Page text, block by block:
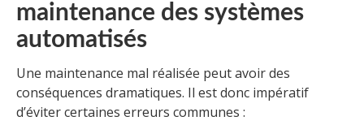
maintenance des systèmes
automatisés
Une maintenance mal réalisée peut avoir des
conséquences dramatiques. Il est donc impératif
d’éviter certaines erreurs communes :